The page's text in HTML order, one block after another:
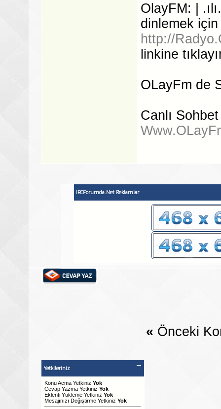
OlayFM: |
dinlemek için
http://
linkine
OLayFm de
Canlı
IRCForumda.Net Reklamlar
« Önceki
Yetkileriniz
Konu Acma Yetkiniz Yok
Cevap Yazma Yetkiniz Yok
Eklenti Yükleme Yetkiniz Yok
Mesajınızı Değiştirme Yetkiniz Yok